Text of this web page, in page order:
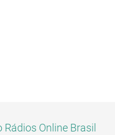
Online Brasil